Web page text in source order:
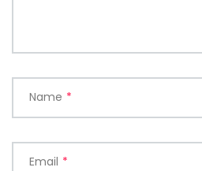
Name *
Email *